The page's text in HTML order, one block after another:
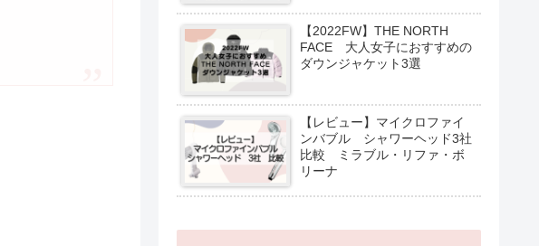
【2022FW】THE NORTH
FACE 大人女子におすすめの
ダウンジャケット3選
【レビュー】マイクロファイ
ンバブル シャワーヘッド3社
比較 ミラブル・リファ・ボ
リーナ